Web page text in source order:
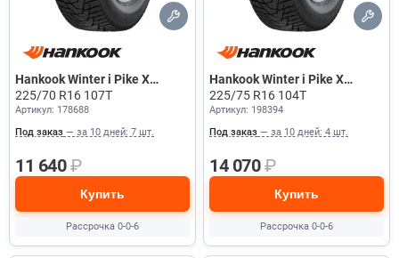
Hankook Winter i Pike X
W429A
225/70 R16 107T
Артикул: 178688
Под заказ — за 10 дней: 7 шт.
11 640₽
Купить
Рассрочка 0-0-6
Hankook Winter i Pike X
W429A
225/75 R16 104T
Артикул: 198394
Под заказ — за 10 дней: 4 шт.
14 070₽
Купить
Рассрочка 0-0-6